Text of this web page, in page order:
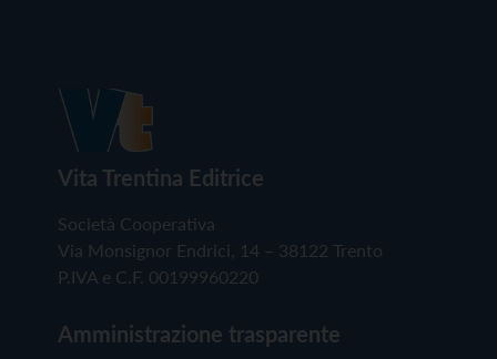
Vita Trentina Editrice
Società Cooperativa
Via Monsignor Endrici, 14 – 38122 Trento
P.IVA e C.F. 00199960220
Amministrazione trasparente